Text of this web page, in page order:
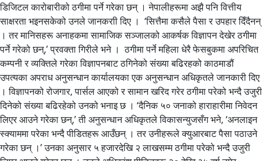
डिजिटल कारोबारीको ठगीमा पर्ने गरेका छन् । नेपालीहरूमा अझै पनि वित्तीय
साक्षरता भइनसकेको उनले जानकराी दिए । ‘सित्तैमा कसैले पैसा र उपहार दिँदैनन्
। तर मानिसहरू अनाहकमा सामाजिक सञ्जालको आकर्षक विज्ञापन देखेर ठगीमा
पर्ने गरेको छन्,’ प्रवक्ता गिरीले भने । ठगीमा पर्ने महिला धेरै फेसबुकमा अपरिचित
कम्पनी र व्यक्तिले गरेका विज्ञापनबाट ठगिनेको संख्या बढिरहको काठमाडौं
उपत्यका अपराध अनुसन्धान कार्यालयका एक अनुसन्धान अधिकृतले जानकारी दिए
। विज्ञापनको रोजगार, पार्सल आएको र सामान खरिद गरेर ठगीमा परेको भन्दै उजुरी
दिनेको संख्या बढिरहेको उनको भनाइ छ । ‘दैनिक ५० जनाको हाराहारीमा निवेदन
लिएर आउने गरेका छन्,’ ती अनुसन्धान अधिकृतले विकासन्युजसँग भने, ‘अनलाइन
स्क्याममा परेका भन्दै पीडितहरू आउँछन् । तर उनीहरूले क्युआरबाट पैसा पठाउने
गरेका छन् ।’ उनका अनुसार ५ हजारदेखि २ लाखसम्म ठगीमा परेको भन्दै उजुरी